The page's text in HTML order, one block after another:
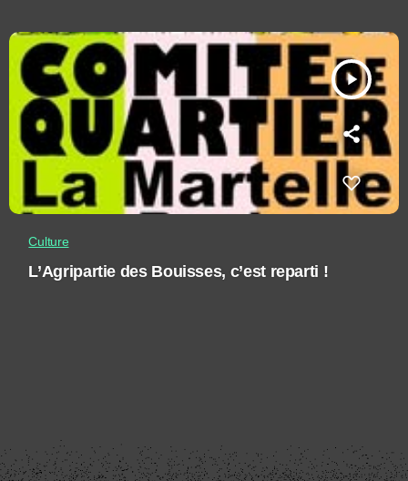
play_arrow
Culture
L’Agripartie des Bouisses, c’est reparti !